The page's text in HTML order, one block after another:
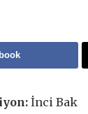
İnci Bak